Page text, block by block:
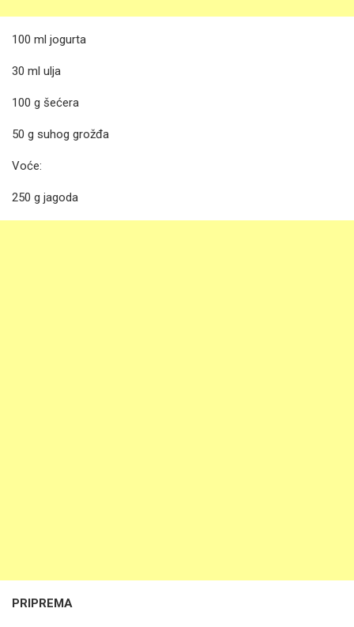
100 ml jogurta
30 ml ulja
100 g šećera
50 g suhog grožđa
Voće:
250 g jagoda
PRIPREMA